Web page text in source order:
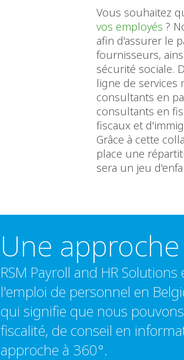
Vous souhaitez
vos employés ?
afin d'assurer le
fournisseurs,
sécurité sociale.
ligne de
consultants en
consultants en
fiscaux et
Grâce à cette
place une
sera un jeu
Une
RSM Payroll and HR
l'emploi de personnel en
qui signifie que nous
fiscalité, de conseil en
approche à 360°.